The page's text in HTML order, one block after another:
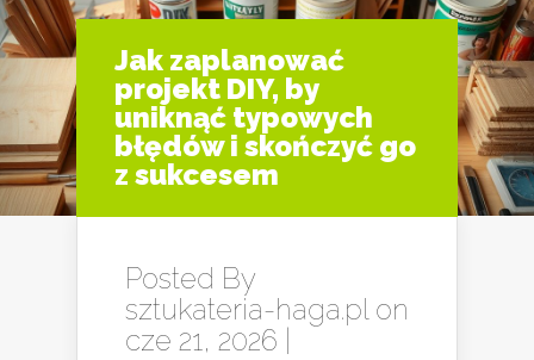
Jak zaplanować
projekt DIY, by
uniknąć typowych
błędów i skończyć go
z sukcesem
Posted By
sztukateria-haga.plon
cze 21, 2026 |